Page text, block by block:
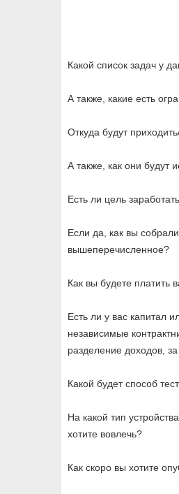
Какой список задач у
А также, какие есть
Откуда будут
А также, как они будут
Есть ли цель
Если да, как вы
вышеперечисленное?
Как вы будете платить
Есть ли у вас капитал
независимые
разделение доходов,
Какой будет способ
На какой тип
хотите вовлечь?
Как скоро вы хотите